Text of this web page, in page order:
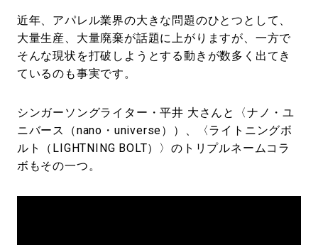
近年、アパレル業界の大きな問題のひとつとして、
大量生産、大量廃棄が話題に上がりますが、一方で
そんな現状を打破しようとする動きが数多く出てき
ているのも事実です。
シンガーソングライター・平井 大さんと〈ナノ・ユ
ニバース（nano・universe））、〈ライトニングボ
ルト（LIGHTNING BOLT）〉のトリプルネームコラ
ボもその一つ。